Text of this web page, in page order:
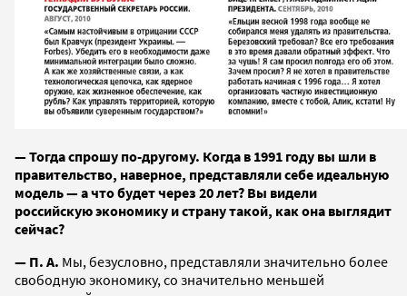
— Тогда спрошу по-другому. Когда в 1991 году вы шли в
правительство, наверное, представляли себе идеальную
модель — а что будет через 20 лет? Вы видели
российскую экономику и страну такой, как она выглядит
сейчас?
— П. А. Мы, безусловно, представляли значительно более
свободную экономику, со значительно меньшей